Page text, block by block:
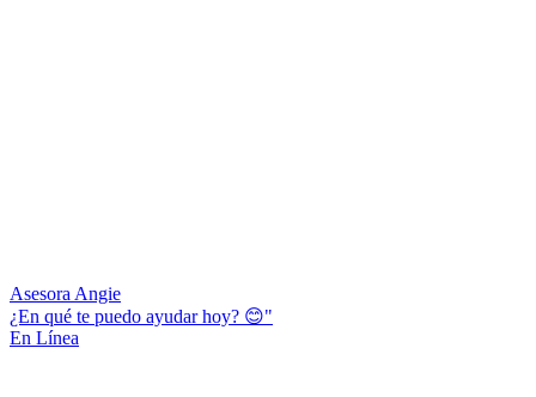
Asesora Angie
¿En qué te puedo ayudar hoy? 😊"
En Línea